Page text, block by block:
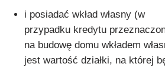
i posiadać wkład własny (w
przypadku kredytu
na budowę domu wkładem
jest wartość działki, na której